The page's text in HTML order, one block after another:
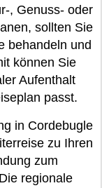
, Genuss- oder
sollten Sie
behandeln und
können Sie
Aufenthalt
passt.
in Cordebugle
zu Ihren
zum
regionale